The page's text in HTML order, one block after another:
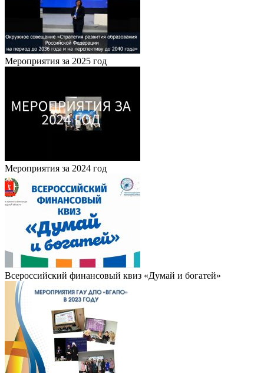
Мероприятия за 2025 год
Мероприятия за 2024 год
Всероссийский финансовый квиз «Думай и богатей»